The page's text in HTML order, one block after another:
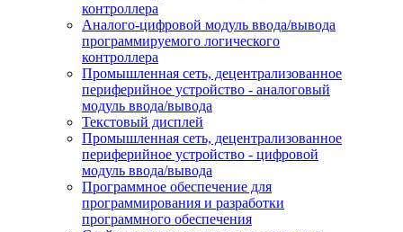
контроллера
Аналого-цифровой модуль ввода/вывода
программируемого логического
контроллера
Промышленная сеть, децентрализованное
периферийное устройство - аналоговый
модуль ввода/вывода
Текстовый дисплей
Промышленная сеть, децентрализованное
периферийное устройство - цифровой
модуль ввода/вывода
Программное обеспечение для
программирования и разработки
программного обеспечения